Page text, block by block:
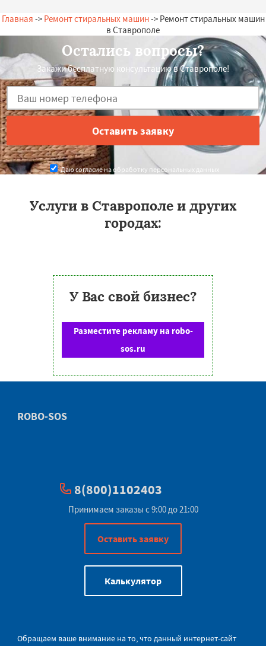
Главная -> Ремонт стиральных машин-> Ремонт стиральных машин
в Ставрополе
Остались вопросы?
Закажи бесплатную консультацию в Ставрополе!
Даю согласие на обработку персональных данных
Услуги в Ставрополе и других
городах:
У Вас свой бизнес?
Разместите рекламу на robo-
sos.ru
ROBO-SOS
8(800)1102403
Принимаем заказы с 9:00 до 21:00
Оставить заявку
Калькулятор
Обращаем ваше внимание на то, что данный интернет-сайт